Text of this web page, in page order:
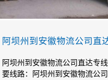
阿坝州到安徽物流公司直
阿坝州到安徽物流公司直达专
要线路：阿坝州到安徽物流公